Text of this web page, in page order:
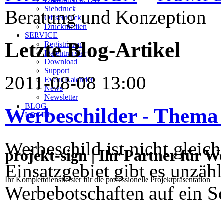
Siebdruck
Offsetdruck
Druckmedien
SERVICE
Registrieren
Datentransfer
Download
Support
Event Kalender
News
Newsletter
BLOG
LOGIN
projekt-sign | Ihr Partner für
Ihr Komplettdienstleister für die professionelle Projektpräsentation
Beratung und Konzeption
Letzte Blog-Artikel
2011-08-08 13:00
Werbeschilder -
Werbeschild ist nicht
Einsatzgebiet gibt es
Werbebotschaften auf ein